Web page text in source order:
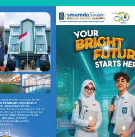
dengan penyerahan
ini, diharapkan semangat
diterapkan dalam kehidupan